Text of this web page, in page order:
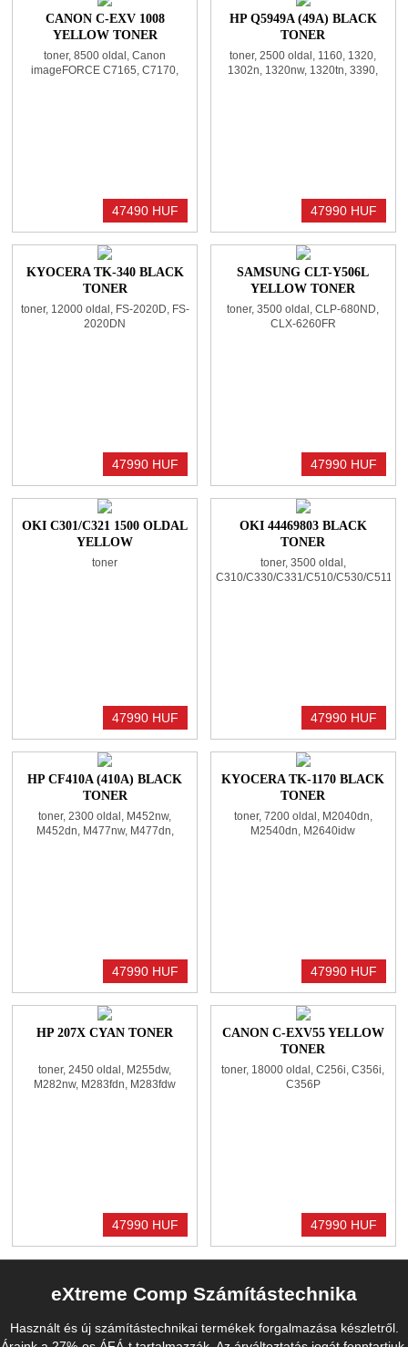
CANON C-EXV 1008
YELLOW TONER
toner, 8500 oldal, Canon
imageFORCE C7165, C7170,
47490 HUF
HP Q5949A (49A) BLACK
TONER
toner, 2500 oldal, 1160, 1320,
1302n, 1320nw, 1320tn, 3390,
47990 HUF
KYOCERA TK-340 BLACK
TONER
toner, 12000 oldal, FS-2020D, FS-
2020DN
47990 HUF
SAMSUNG CLT-Y506L
YELLOW TONER
toner, 3500 oldal, CLP-680ND,
CLX-6260FR
47990 HUF
OKI C301/C321 1500 OLDAL
YELLOW
toner
47990 HUF
OKI 44469803 BLACK
TONER
toner, 3500 oldal,
C310/C330/C331/C510/C530/C511/
47990 HUF
HP CF410A (410A) BLACK
TONER
toner, 2300 oldal, M452nw,
M452dn, M477nw, M477dn,
47990 HUF
KYOCERA TK-1170 BLACK
TONER
toner, 7200 oldal, M2040dn,
M2540dn, M2640idw
47990 HUF
HP 207X CYAN TONER
toner, 2450 oldal, M255dw,
M282nw, M283fdn, M283fdw
47990 HUF
CANON C-EXV55 YELLOW
TONER
toner, 18000 oldal, C256i, C356i,
C356P
47990 HUF
eXtreme Comp Számítástechnika
Használt és új számítástechnikai termékek forgalmazása készletről.